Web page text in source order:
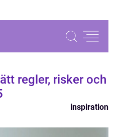
regler, risker och
inspiration